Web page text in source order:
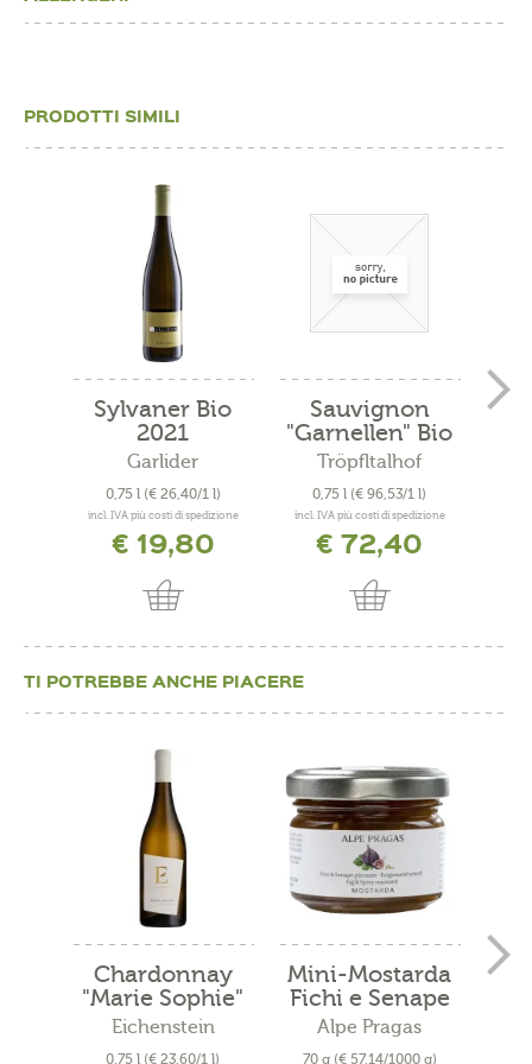
PRODOTTI SIMILI
Sylvaner Bio
2021
Garlider
0,75 l (€ 26,40/1 l)
incl. IVA più costi di spedizione
€ 19,80
Sauvignon
"Garnellen" Bio
2019
Tröpfltalhof
0,75 l (€ 96,53/1 l)
incl. IVA più costi di spedizione
€ 72,40
TI POTREBBE ANCHE PIACERE
Chardonnay
"Marie Sophie"
2024
Eichenstein
0,75 l (€ 23,60/1 l)
Mini-Mostarda
Fichi e Senape
Alpe Pragas
70 g (€ 57,14/1000 g)